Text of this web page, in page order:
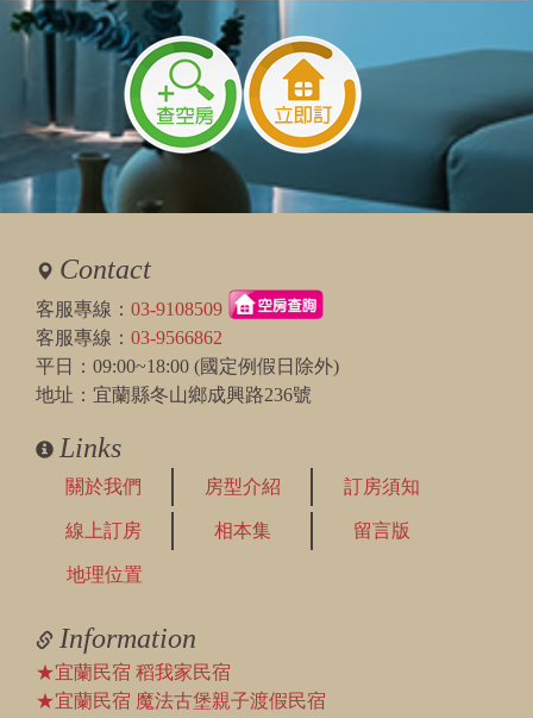
Contact
客服專線： 03-9108509
客服專線： 03-9566862
平日：09:00~18:00 (國定例假日除外)
地址：宜蘭縣冬山鄉成興路236號
Links
關於我們 房型介紹 訂房須知
線上訂房 相本集 留言版
地理位置
Information
★宜蘭民宿 稻我家民宿
★宜蘭民宿 魔法古堡親子渡假民宿